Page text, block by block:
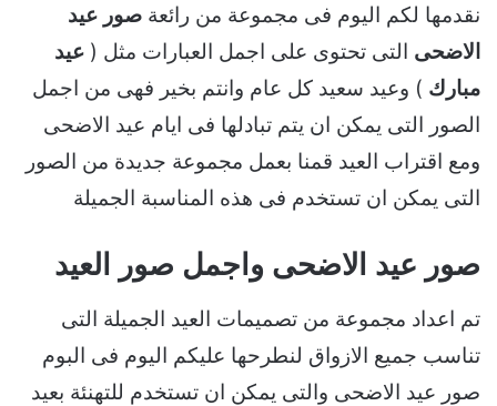
نقدمها لكم اليوم فى مجموعة من رائعة صور عيد
الاضحى التى تحتوى على اجمل العبارات مثل ( عيد
مبارك ) وعيد سعيد كل عام وانتم بخير فهى من اجمل
الصور التى يمكن ان يتم تبادلها فى ايام عيد الاضحى
ومع اقتراب العيد قمنا بعمل مجموعة جديدة من الصور
التى يمكن ان تستخدم فى هذه المناسبة الجميلة
صور عيد الاضحى واجمل صور العيد
تم اعداد مجموعة من تصميمات العيد الجميلة التى
تناسب جميع الازواق لنطرحها عليكم اليوم فى البوم
صور عيد الاضحى والتى يمكن ان تستخدم للتهنئة بعيد